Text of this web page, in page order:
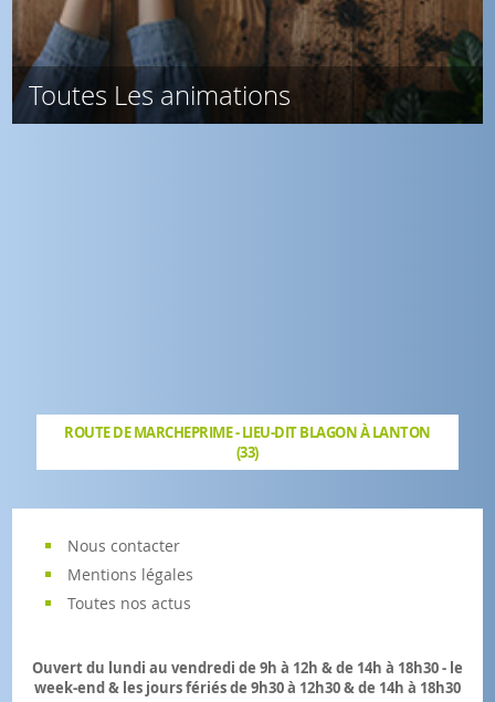
Toutes Les animations
ROUTE DE MARCHEPRIME - LIEU-DIT BLAGON À LANTON
(33)
Nous contacter
Mentions légales
Toutes nos actus
Ouvert du lundi au vendredi de 9h à 12h & de 14h à 18h30 - le
week-end & les jours fériés de 9h30 à 12h30 & de 14h à 18h30